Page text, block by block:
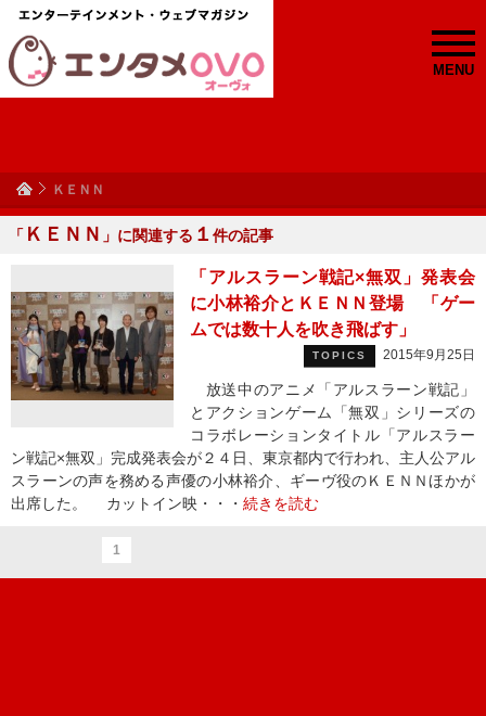
MENU
ＫＥＮＮ
「 ＫＥＮＮ 」に関連する １ 件の記事
「アルスラーン戦記×無双」発表会
に小林裕介とＫＥＮＮ登場 「ゲー
ムでは数十人を吹き飛ばす」
TOPICS 2015年9月25日
放送中のアニメ「アルスラーン戦記」
とアクションゲーム「無双」シリーズの
コラボレーションタイトル「アルスラー
ン戦記×無双」完成発表会が２４日、東京都内で行われ、主人公アル
スラーンの声を務める声優の小林裕介、ギーヴ役のＫＥＮＮほかが
出席した。 カットイン映・・・ 続きを読む
1